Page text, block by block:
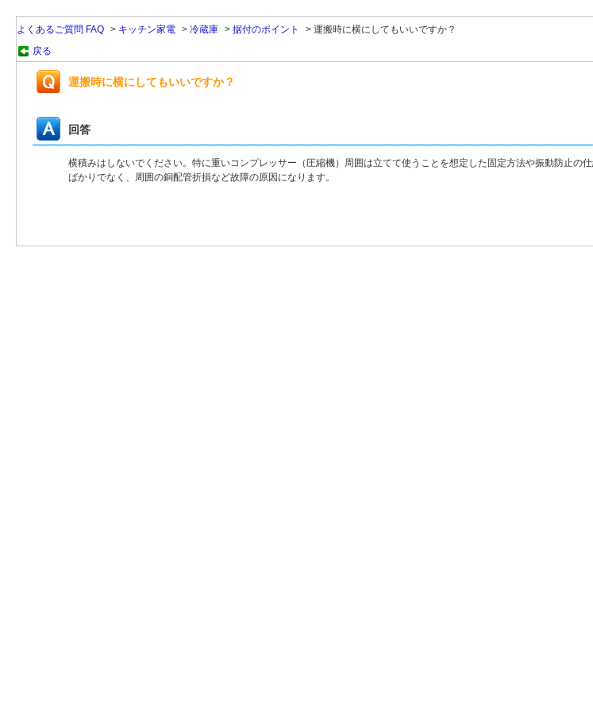
よくあるご質問 FAQ > キッチン家電 > 冷蔵庫 > 据付のポイント > 運搬時に横にしてもいいですか？
戻る
運搬時に横にしてもいいですか？
回答
横積みはしないでください。特に重いコンプレッサー（圧縮機）周囲は立てて使うことを想定した固定方法や振動防止
ばかりでなく、周囲の銅配管折損など故障の原因になります。